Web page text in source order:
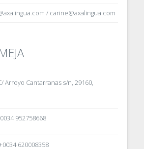
/ carine@axalingua.com
Arroyo Cantarranas s/n, 29160,
952758668
620008358